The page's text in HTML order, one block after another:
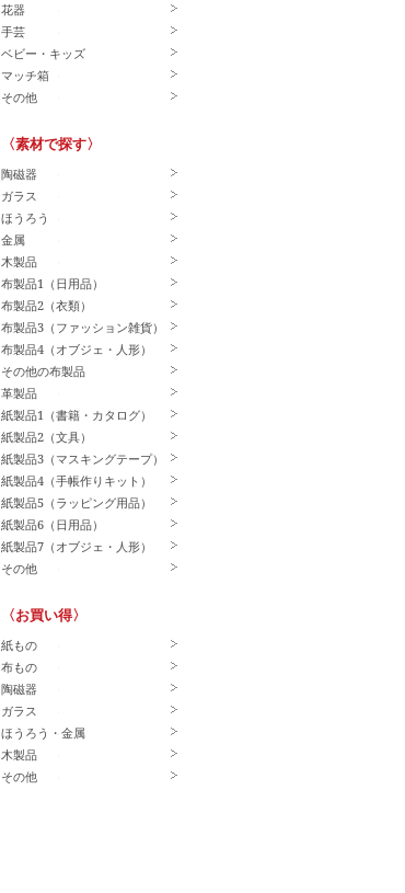
花器
手芸
ベビー・キッズ
マッチ箱
その他
〈素材で探す〉
陶磁器
ガラス
ほうろう
金属
木製品
布製品1（日用品）
布製品2（衣類）
布製品3（ファッション雑貨）
布製品4（オブジェ・人形）
その他の布製品
革製品
紙製品1（書籍・カタログ）
紙製品2（文具）
紙製品3（マスキングテープ）
紙製品4（手帳作りキット）
紙製品5（ラッピング用品）
紙製品6（日用品）
紙製品7（オブジェ・人形）
その他
〈お買い得〉
紙もの
布もの
陶磁器
ガラス
ほうろう・金属
木製品
その他